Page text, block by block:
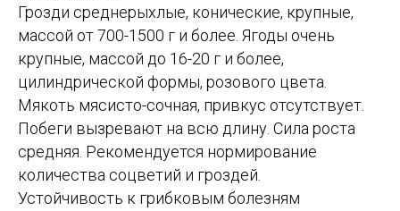
Грозди среднерыхлые, конические, крупные,
массой от 700-1500 г и более. Ягоды очень
крупные, массой до 16-20 г и более,
цилиндрической формы, розового цвета.
Мякоть мясисто-сочная, привкус отсутствует.
Побеги вызревают на всю длину. Сила роста
средняя. Рекомендуется нормирование
количества соцветий и гроздей.
Устойчивость к грибковым болезням